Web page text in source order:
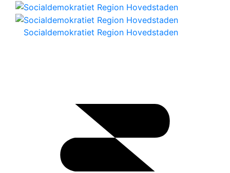
Socialdemokratiet Region Hovedstaden